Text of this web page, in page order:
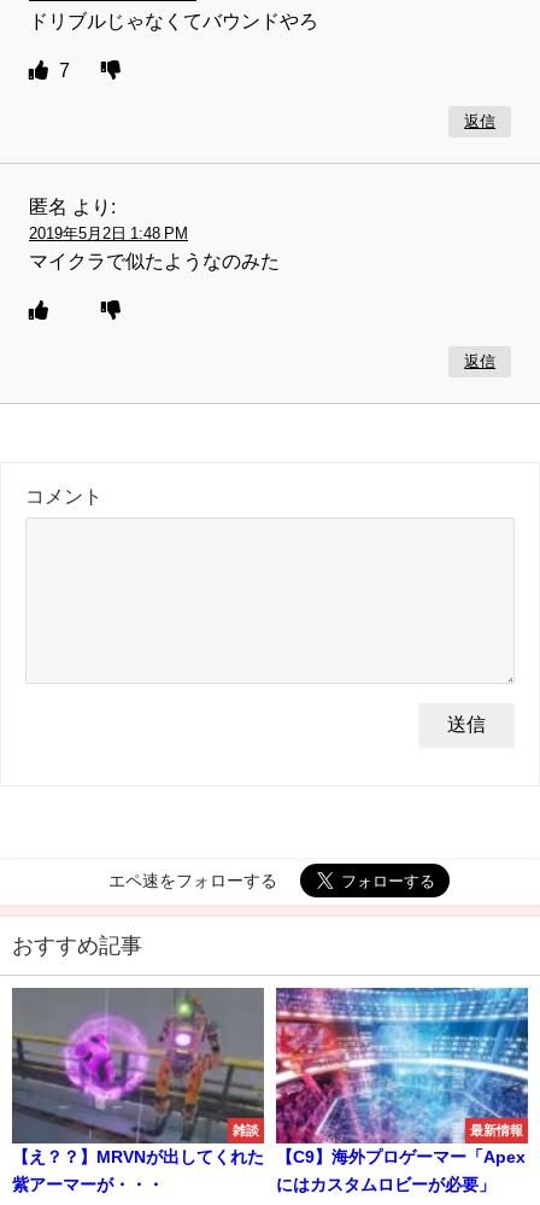
ドリブルじゃなくてバウンドやろ
7
返信
匿名 より:
2019年5月2日 1:48 PM
マイクラで似たようなのみた
返信
コメント
エペ速をフォローする
おすすめ記事
雑談
【え？？】MRVNが出してくれた
紫アーマーが・・・
最新情報
【C9】海外プロゲーマー「Apex
にはカスタムロビーが必要」